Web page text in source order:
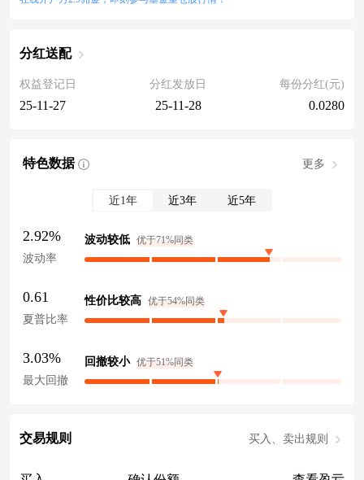
分红送配
权益登记日
25-11-27
分红发放日
25-11-28
每份分红(元)
0.0280
特色数据 更多
近1年 近3年 近5年
2.92%
波动率
波动较低 优于71%同类
0.61
夏普比率
性价比较高 优于54%同类
3.03%
最大回撤
回撤较小 优于51%同类
交易规则 买入、卖出规则